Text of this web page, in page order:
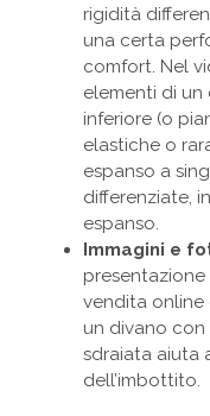
rigidità
una certa
comfort. Nel
elementi di un
inferiore (o
elastiche o
espanso a
differenziate,
espanso.
Immagini e
vendita online
un divano
sdraiata aiuta
dell’imbottito.